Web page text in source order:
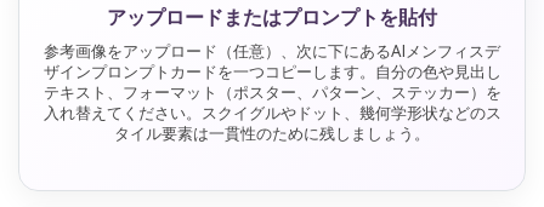
アップロードまたはプロンプトを貼付
参考画像をアップロード（任意）、次に下にあるAIメンフィスデ
ザインプロンプトカードを一つコピーします。自分の色や見出し
テキスト、フォーマット（ポスター、パターン、ステッカー）を
入れ替えてください。スクイグルやドット、幾何学形状などのス
タイル要素は一貫性のために残しましょう。